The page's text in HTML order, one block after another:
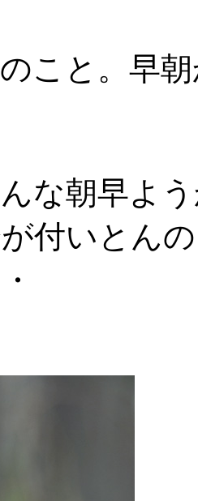
こと。早
んな朝早よ
付いとん